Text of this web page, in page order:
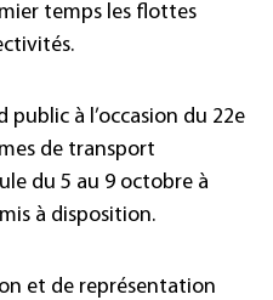
temps les flottes
à l’occasion du 22e
de transport
du 5 au 9 octobre à
à disposition.
et de représentation